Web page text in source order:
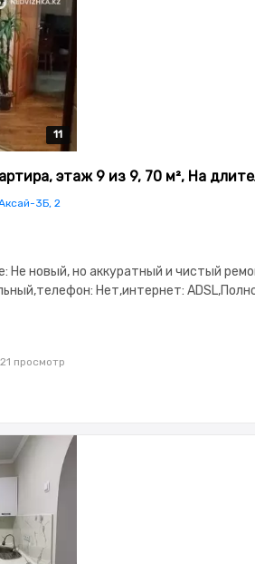
11
11
11
11
11
этаж 9 из 9, 70 м², На
3Б, 2
Не новый, но аккуратный и чистый
Нет,интернет:
меблирована,паркинг:
просмотр